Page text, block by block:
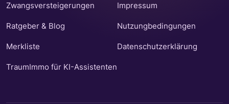
Zwangsversteigerungen
Ratgeber & Blog
Merkliste
TraumImmo für KI-Assistenten
Impressum
Nutzungbedingungen
Datenschutzerklärung